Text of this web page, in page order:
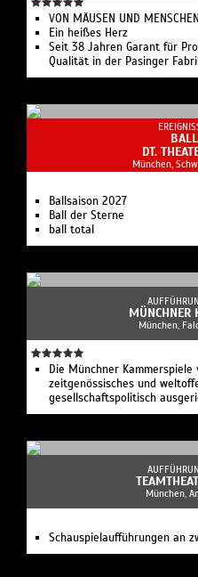
VON MÄUSEN UND MENSCHEN
Ein heißes Herz
Seit 38 Jahren Garant für
Qualität in der Pasinger
DT.
München,
Ballsaison 2027
Ball der Sterne
ball total
MÜNCHNER
München,
Die Münchner
zeitgenössisches und
gesellschaftspolitisch
München,
Schauspielaufführungen an